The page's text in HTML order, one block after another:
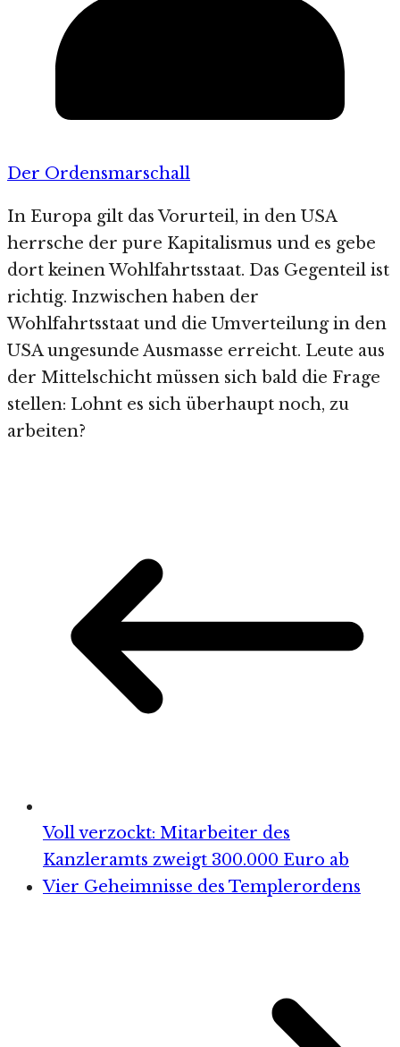
Der Ordensmarschall
In Europa gilt das Vorurteil, in den USA
herrsche der pure Kapitalismus und es gebe
dort keinen Wohlfahrtsstaat. Das Gegenteil ist
richtig. Inzwischen haben der
Wohlfahrtsstaat und die Umverteilung in den
USA ungesunde Ausmasse erreicht. Leute aus
der Mittelschicht müssen sich bald die Frage
stellen: Lohnt es sich überhaupt noch, zu
arbeiten?
Voll verzockt: Mitarbeiter des
Kanzleramts zweigt 300.000 Euro ab
Vier Geheimnisse des Templerordens